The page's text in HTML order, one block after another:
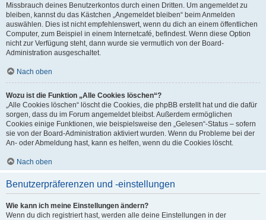
Missbrauch deines Benutzerkontos durch einen Dritten. Um angemeldet zu
bleiben, kannst du das Kästchen „Angemeldet bleiben“ beim Anmelden
auswählen. Dies ist nicht empfehlenswert, wenn du dich an einem öffentlichen
Computer, zum Beispiel in einem Internetcafé, befindest. Wenn diese Option
nicht zur Verfügung steht, dann wurde sie vermutlich von der Board-
Administration ausgeschaltet.
Nach oben
Wozu ist die Funktion „Alle Cookies löschen“?
„Alle Cookies löschen“ löscht die Cookies, die phpBB erstellt hat und die dafür
sorgen, dass du im Forum angemeldet bleibst. Außerdem ermöglichen
Cookies einige Funktionen, wie beispielsweise den „Gelesen“-Status – sofern
sie von der Board-Administration aktiviert wurden. Wenn du Probleme bei der
An- oder Abmeldung hast, kann es helfen, wenn du die Cookies löscht.
Nach oben
Benutzerpräferenzen und -einstellungen
Wie kann ich meine Einstellungen ändern?
Wenn du dich registriert hast, werden alle deine Einstellungen in der